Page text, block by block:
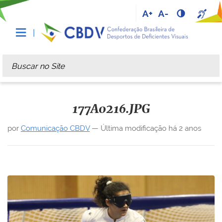
A+ A-
Busca
Busca Avançada…
177A0216.JPG
por Comunicação CBDV— Última modificação há 2 anos